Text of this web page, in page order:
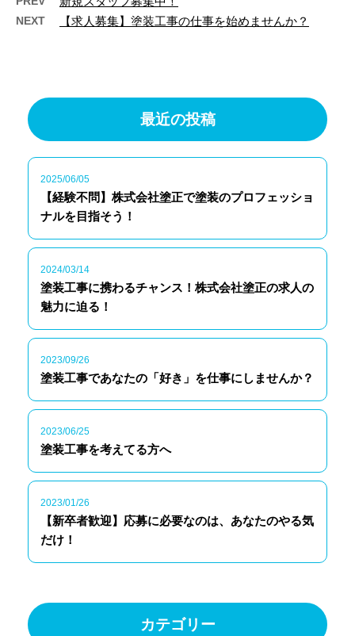
NEXT 【求人募集】塗装工事の仕事を始めませんか？
最近の投稿
2025/06/05
【経験不問】株式会社塗正で塗装のプロフェッショ
ナルを目指そう！
2024/03/14
塗装工事に携わるチャンス！株式会社塗正の求人の
魅力に迫る！
2023/09/26
塗装工事であなたの「好き」を仕事にしませんか？
2023/06/25
塗装工事を考えてる方へ
2023/01/26
【新卒者歓迎】応募に必要なのは、あなたのやる気
だけ！
カテゴリー